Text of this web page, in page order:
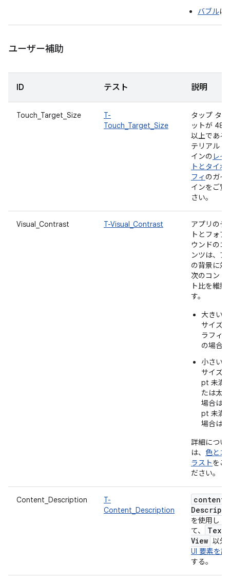
バブルに
ユーザー補助
ID テスト 説明
Touch_Target_Size
T-
Touch_Target_Size
タップ タ
ットが 48
以上である
テリアル
インの レイ
トとタイポ
フィ のガイ
インをご覧
さい。
Visual_Contrast T-Visual_Contrast
アプリのテ
トとフォア
ウンドのコ
ンツは、ア
の背景に対
次のコント
ト比を維持
す。
大きい
サイズ
ラフィ
の場合
小さい
サイズ
pt 未満
たは太
場合は
pt 未満
場合は
詳細につい
は、 色とコ
ラストをご
ださい。
Content_Description
T-
Content_Description
content
を使用し
て、
Text
View 以外
UI 要素を記
する。